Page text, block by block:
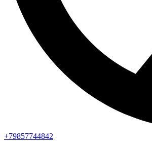
+79857744842